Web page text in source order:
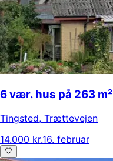
6 vær. hus på 263 m²
Tingsted, Trættevejen
14.000 kr.16. februar